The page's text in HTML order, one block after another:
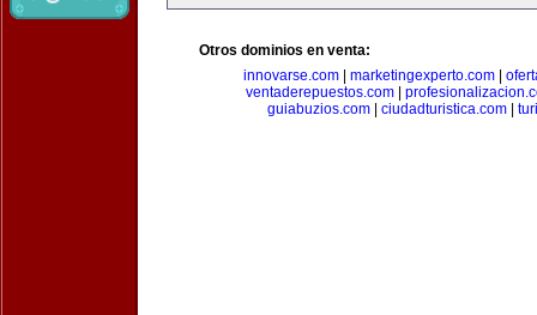
Otros dominios en venta:
innovarse.com
marketingexperto.com
ventaderepuestos.com
guiabuzios.com| ciudadturistica.com|